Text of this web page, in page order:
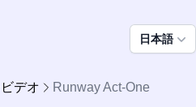
日本語
デオ Runway Act-One